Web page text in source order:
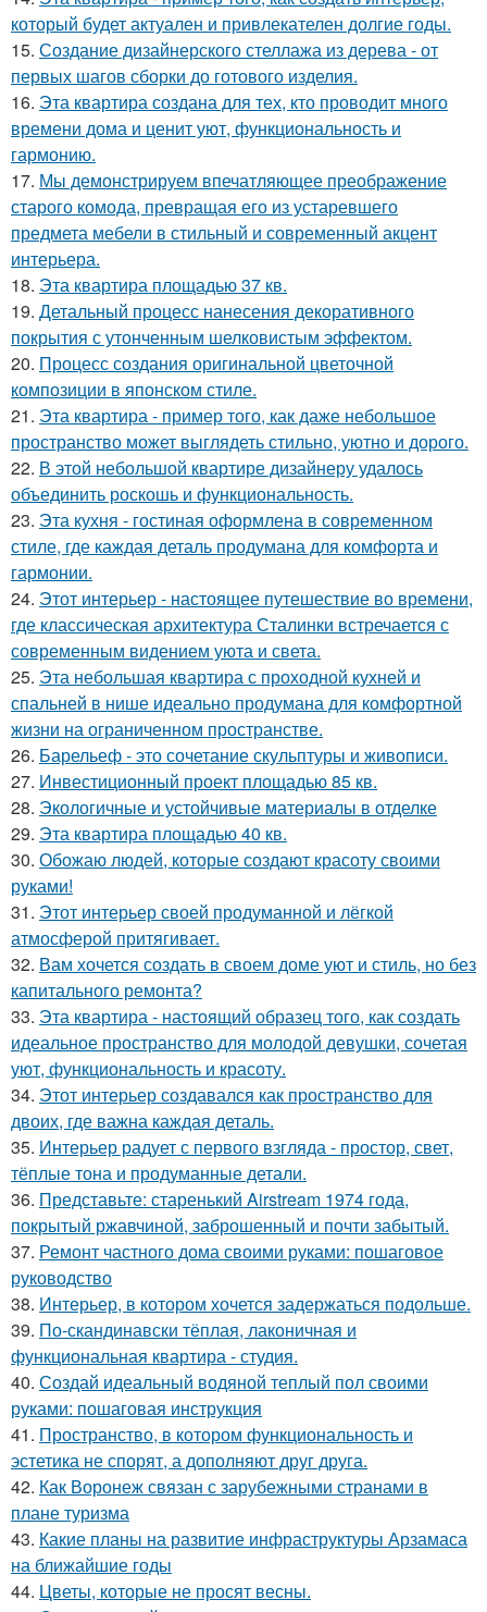
который будет актуален и привлекателен долгие годы.
15. Создание дизайнерского стеллажа из дерева - от
первых шагов сборки до готового изделия.
16. Эта квартира создана для тех, кто проводит много
времени дома и ценит уют, функциональность и
гармонию.
17. Мы демонстрируем впечатляющее преображение
старого комода, превращая его из устаревшего
предмета мебели в стильный и современный акцент
интерьера.
18. Эта квартира площадью 37 кв.
19. Детальный процесс нанесения декоративного
покрытия с утонченным шелковистым эффектом.
20. Процесс создания оригинальной цветочной
композиции в японском стиле.
21. Эта квартира - пример того, как даже небольшое
пространство может выглядеть стильно, уютно и дорого.
22. В этой небольшой квартире дизайнеру удалось
объединить роскошь и функциональность.
23. Эта кухня - гостиная оформлена в современном
стиле, где каждая деталь продумана для комфорта и
гармонии.
24. Этот интерьер - настоящее путешествие во времени,
где классическая архитектура Сталинки встречается с
современным видением уюта и света.
25. Эта небольшая квартира с проходной кухней и
спальней в нише идеально продумана для комфортной
жизни на ограниченном пространстве.
26. Барельеф - это сочетание скульптуры и живописи.
27. Инвестиционный проект площадью 85 кв.
28. Экологичные и устойчивые материалы в отделке
29. Эта квартира площадью 40 кв.
30. Обожаю людей, которые создают красоту своими
руками!
31. Этот интерьер своей продуманной и лёгкой
атмосферой притягивает.
32. Вам хочется создать в своем доме уют и стиль, но без
капитального ремонта?
33. Эта квартира - настоящий образец того, как создать
идеальное пространство для молодой девушки, сочетая
уют, функциональность и красоту.
34. Этот интерьер создавался как пространство для
двоих, где важна каждая деталь.
35. Интерьер радует с первого взгляда - простор, свет,
тёплые тона и продуманные детали.
36. Представьте: старенький Airstream 1974 года,
покрытый ржавчиной, заброшенный и почти забытый.
37. Ремонт частного дома своими руками: пошаговое
руководство
38. Интерьер, в котором хочется задержаться подольше.
39. По-скандинавски тёплая, лаконичная и
функциональная квартира - студия.
40. Создай идеальный водяной теплый пол своими
руками: пошаговая инструкция
41. Пространство, в котором функциональность и
эстетика не спорят, а дополняют друг друга.
42. Как Воронеж связан с зарубежными странами в
плане туризма
43. Какие планы на развитие инфраструктуры Арзамаса
на ближайшие годы
44. Цветы, которые не просят весны.